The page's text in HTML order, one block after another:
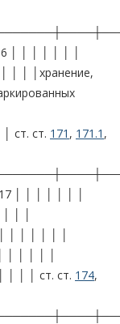
│ │ │ │ │ │ │
│ │ │хранение,
ст. ст. 171 , 171.1 ,
│ │ │ │ │ │ │
│ │
│ │ │ │ │ │
│ │ │ │ │
│ │ │ ст. ст. 174,